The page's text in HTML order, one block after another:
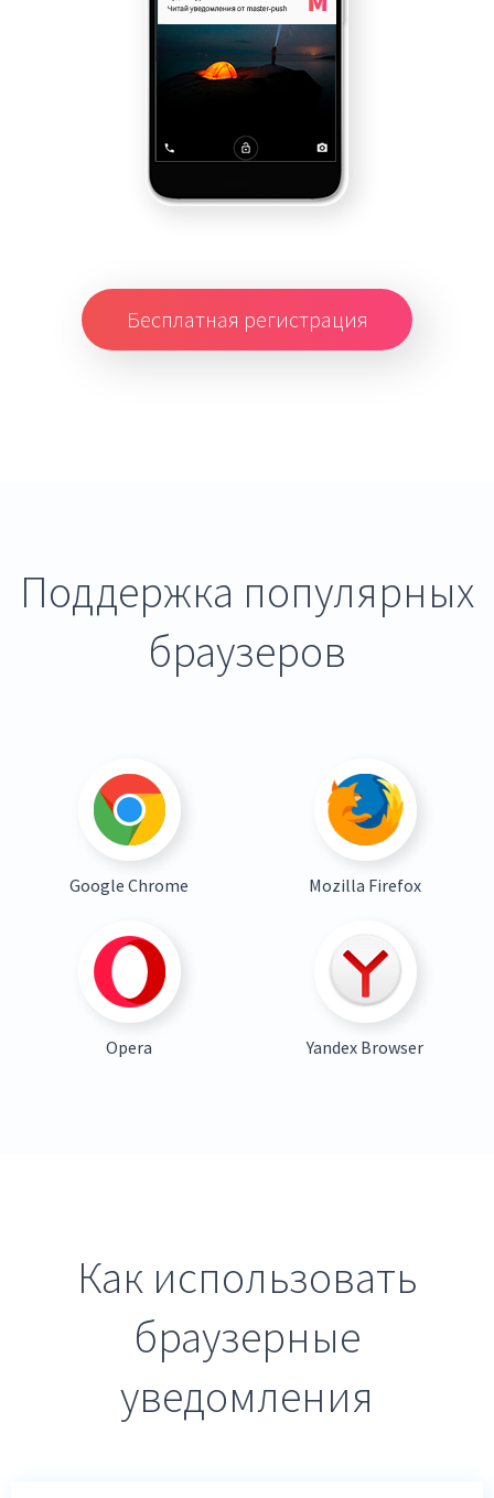
Бесплатная регистрация
Поддержка популярных
браузеров
Google Chrome Mozilla Firefox
Opera Yandex Browser
Как использовать
браузерные
уведомления